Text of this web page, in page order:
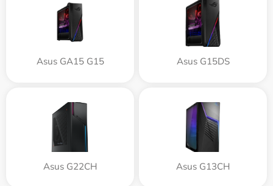
Asus GA15 G15 Asus G15DS
Asus G22CH Asus G13CH